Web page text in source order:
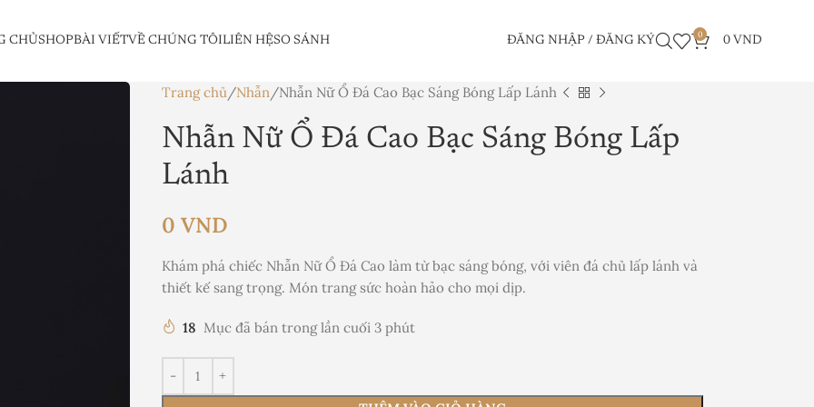
CHỦSHOPBÀI VIẾTVỀ CHÚNG TÔILIÊN HỆSO SÁNH ĐĂNG NHẬP / ĐĂNG KÝ
0
0 VND
Trang chủ Nhẫn Nhẫn Nữ Ổ Đá Cao Bạc Sáng Bóng Lấp Lánh
Nhẫn Nữ Ổ Đá Cao Bạc Sáng Bóng Lấp
Lánh
0 VND
Khám phá chiếc Nhẫn Nữ Ổ Đá Cao làm từ bạc sáng bóng, với viên đá chủ lấp lánh và
thiết kế sang trọng. Món trang sức hoàn hảo cho mọi dịp.
18 Mục đã bán trong lần cuối 3 phút